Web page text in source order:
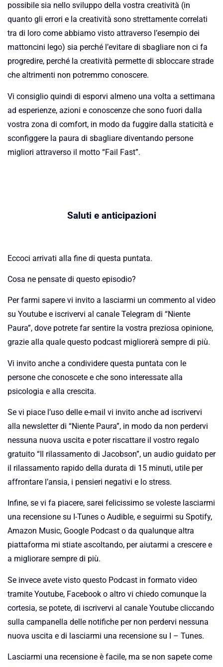
possibile sia nello sviluppo della vostra creatività (in
quanto gli errori e la creatività sono strettamente correlati
tra di loro come abbiamo visto attraverso l’esempio dei
mattoncini lego) sia perché l’evitare di sbagliare non ci fa
progredire, perché la creatività permette di sbloccare strade
che altrimenti non potremmo conoscere.
Vi consiglio quindi di esporvi almeno una volta a settimana
ad esperienze, azioni e conoscenze che sono fuori dalla
vostra zona di comfort, in modo da fuggire dalla staticità e
sconfiggere la paura di sbagliare diventando persone
migliori attraverso il motto “Fail Fast”.
Saluti e anticipazioni
Eccoci arrivati alla fine di questa puntata.
Cosa ne pensate di questo episodio?
Per farmi sapere vi invito a lasciarmi un commento al video
su Youtube e iscrivervi al canale Telegram di “Niente
Paura”, dove potrete far sentire la vostra preziosa opinione,
grazie alla quale questo podcast migliorerà sempre di più.
Vi invito anche a condividere questa puntata con le
persone che conoscete e che sono interessate alla
psicologia e alla crescita.
Se vi piace l’uso delle e-mail vi invito anche ad iscrivervi
alla newsletter di “Niente Paura”, in modo da non perdervi
nessuna nuova uscita e poter riscattare il vostro regalo
gratuito “Il rilassamento di Jacobson”, un audio guidato per
il rilassamento rapido della durata di 15 minuti, utile per
affrontare l’ansia, i pensieri negativi e lo stress.
Infine, se vi fa piacere, sarei felicissimo se voleste lasciarmi
una recensione su I-Tunes o Audible, e seguirmi su Spotify,
Amazon Music, Google Podcast o da qualunque altra
piattaforma mi stiate ascoltando, per aiutarmi a crescere e
a migliorare sempre di più.
Se invece avete visto questo Podcast in formato video
tramite Youtube, Facebook o altro vi chiedo comunque la
cortesia, se potete, di iscrivervi al canale Youtube cliccando
sulla campanella delle notifiche per non perdervi nessuna
nuova uscita e di lasciarmi una recensione su I – Tunes.
Lasciarmi una recensione è facile, ma se non sapete come